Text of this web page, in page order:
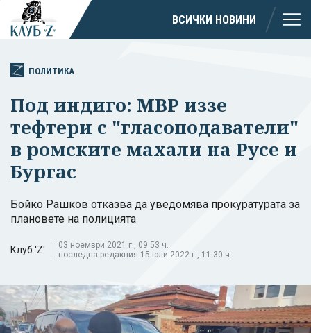
ВСИЧКИ НОВИНИ
ПОЛИТИКА
Под индиго: МВР иззе
тефтери с "гласоподаватели"
в ромските махали на Русе и
Бургас
Бойко Рашков отказва да уведомява прокуратурата за
плановете на полицията
Клуб 'Z'
03 ноември 2021 г., 09:53 ч.
последна редакция 15 юли 2022 г., 11:30 ч.